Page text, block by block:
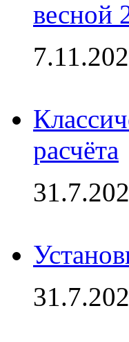
весной
расчёта